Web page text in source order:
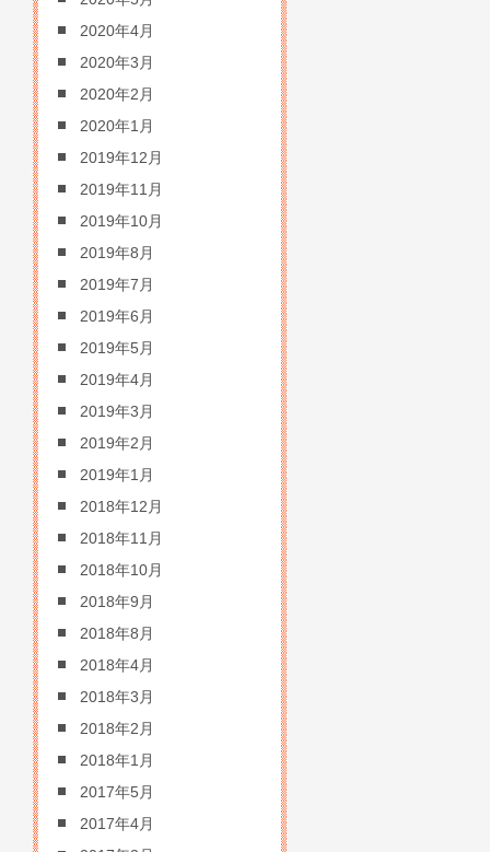
2020年4月
2020年3月
2020年2月
2020年1月
2019年12月
2019年11月
2019年10月
2019年8月
2019年7月
2019年6月
2019年5月
2019年4月
2019年3月
2019年2月
2019年1月
2018年12月
2018年11月
2018年10月
2018年9月
2018年8月
2018年4月
2018年3月
2018年2月
2018年1月
2017年5月
2017年4月